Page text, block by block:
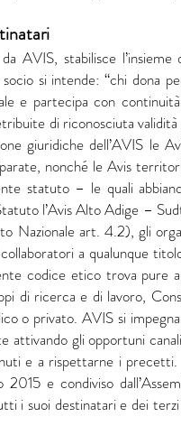
AVIS, stabilisce
si intende: “chi dona
e partecipa con
di riconosciuta
giuridiche dell’AVIS le
nonché le Avis
statuto – le quali
l’Avis Alto Adige –
Nazionale art. 4.2), gli
a qualunque
codice etico trova pure
di ricerca e di lavoro,
o privato. AVIS si
attivando gli opportuni
e a rispettarne i
2015 e condiviso
i suoi destinatari e dei